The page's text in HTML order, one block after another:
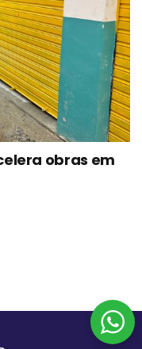
obras em